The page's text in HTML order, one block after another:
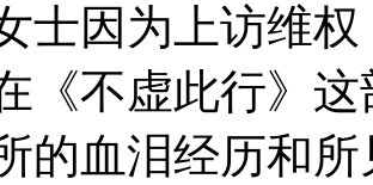
士因为上访维
《不虚此行》
的血泪经历和